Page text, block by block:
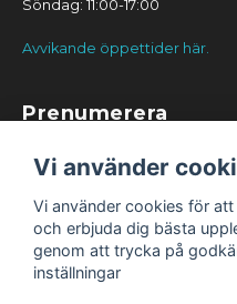
Söndag: 11:00-17:00
Avvikande öppettider här.
Prenumerera
Vi använder
Vi använder cookies för
och erbjuda dig bästa
genom att trycka på
inställningar